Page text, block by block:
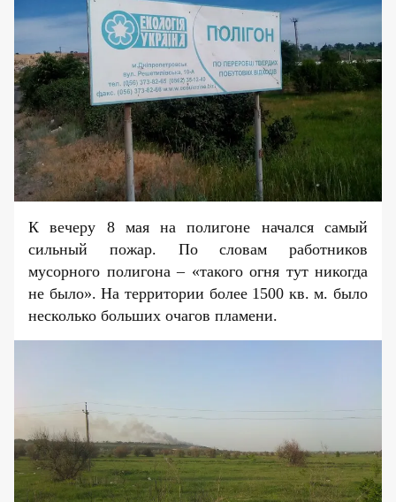
К вечеру 8 мая на полигоне начался самый
сильный пожар. По словам работников
мусорного полигона – «такого огня тут никогда
не было». На территории более 1500 кв. м. было
несколько больших очагов пламени.